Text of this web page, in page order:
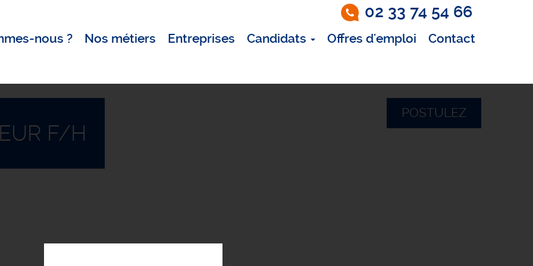
02 33 74 54 66
nous ? Nos métiers Entreprises Candidats Offres d'emploi Contact
POSTULEZ
F/H